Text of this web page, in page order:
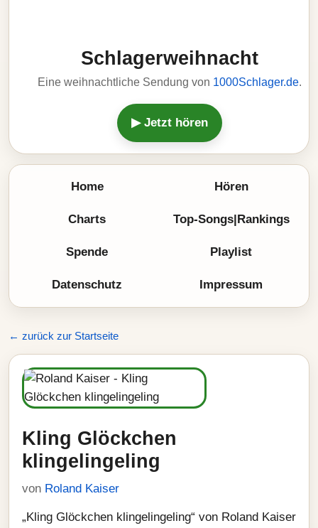
Schlagerweihnacht
Eine weihnachtliche Sendung von 1000Schlager.de.
▶ Jetzt hören
Home Hören
Charts Top-Songs|Rankings
Spende Playlist
Datenschutz Impressum
← zurück zur Startseite
Kling Glöckchen
klingelingeling
von Roland Kaiser
„Kling Glöckchen klingelingeling“ von Roland Kaiser